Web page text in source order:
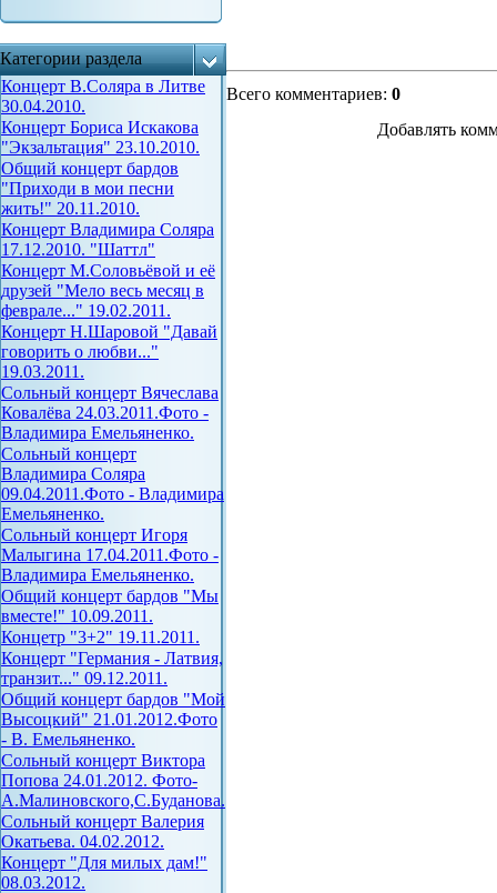
Категории раздела
Концерт В.Соляра в Литве
30.04.2010.
Концерт Бориса Искакова
"Экзальтация" 23.10.2010.
Общий концерт бардов
"Приходи в мои песни
жить!" 20.11.2010.
Концерт Владимира Соляра
17.12.2010. "Шаттл"
Концерт М.Соловьёвой и её
друзей "Мело весь месяц в
феврале..." 19.02.2011.
Концерт Н.Шаровой "Давай
говорить о любви..."
19.03.2011.
Сольный концерт Вячеслава
Ковалёва 24.03.2011.Фото -
Владимира Емельяненко.
Сольный концерт
Владимира Соляра
09.04.2011.Фото - Владимира
Емельяненко.
Сольный концерт Игоря
Малыгина 17.04.2011.Фото -
Владимира Емельяненко.
Общий концерт бардов "Мы
вместе!" 10.09.2011.
Концетр "3+2" 19.11.2011.
Концерт "Германия - Латвия,
транзит..." 09.12.2011.
Общий концерт бардов "Мой
Высоцкий" 21.01.2012.Фото
- В. Емельяненко.
Сольный концерт Виктора
Попова 24.01.2012. Фото-
А.Малиновского,С.Буданова.
Сольный концерт Валерия
Окатьева. 04.02.2012.
Концерт "Для милых дам!"
08.03.2012.
Всего комментариев: 0
Добавлять